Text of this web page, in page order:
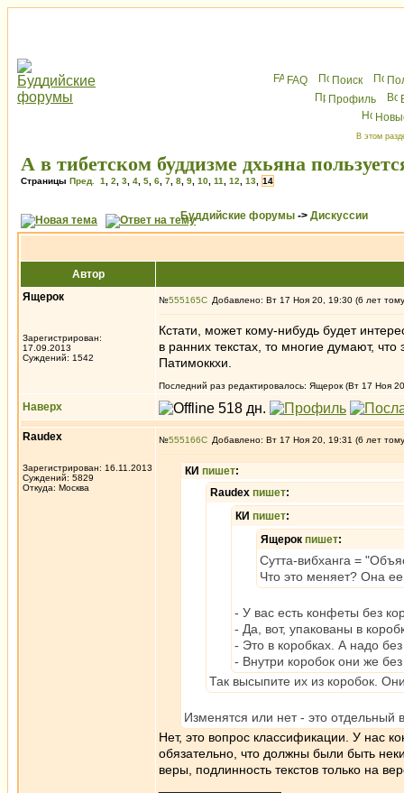
FAQ Поиск
Профиль
В этом
А в тибетском буддизме дхьяна
Страницы Пред. 1 2 3 4 5 6 7 8 9 10 11 12 13 14
Буддийские форумы -> Дискуссии
Автор
Ящерок
Зарегистрирован:
17.09.2013
Суждений: 1542
№555165 Добавлено: Вт 17 Ноя 20, 19:30 (6 лет
Кстати, может кому-нибудь будет
в ранних текстах, то многие думают,
Патимоккхи.
Последний раз редактировалось: Ящерок (Вт 17 Ноя
Наверх
Raudex
Зарегистрирован: 16.11.2013
Суждений: 5829
Откуда: Москва
№555166 Добавлено: Вт 17 Ноя 20, 19:31 (6 лет
КИ пишет:
Raudex пишет:
КИ пишет:
Ящерок пишет:
Сутта-вибханга =
Что это меняет? Она
- У вас есть конфеты без
- Да, вот, упакованы в
- Это в коробках. А надо
- Внутри коробок они же
Так высыпите их из коробок.
Изменятся или нет - это
Нет, это вопрос классификации. У нас
обязательно, что должны были быть
веры, подлинность текстов только на